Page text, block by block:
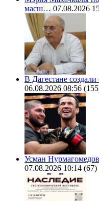
масш… 07.08.2026
В Дагестане
06.08.2026 08:56
Усман
07.08.2026 10:14 (67)